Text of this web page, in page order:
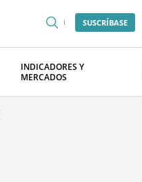
SUSCRÍBASE
INDICADORES Y
MERCADOS